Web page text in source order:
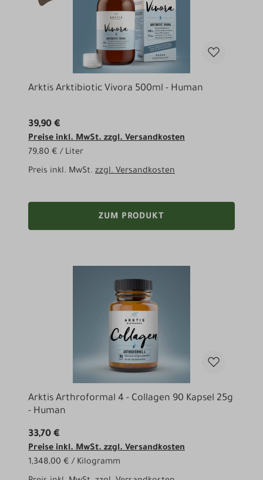
Arktis Arktibiotic Vivora 500ml - Human
39,90 €
Preise inkl. MwSt. zzgl. Versandkosten
79,80 € / Liter
Preis inkl. MwSt. zzgl. Versandkosten
ZUM PRODUKT
Arktis Arthroformal 4 - Collagen 90 Kapsel 25g
- Human
33,70 €
Preise inkl. MwSt. zzgl. Versandkosten
1,348,00 € / Kilogramm